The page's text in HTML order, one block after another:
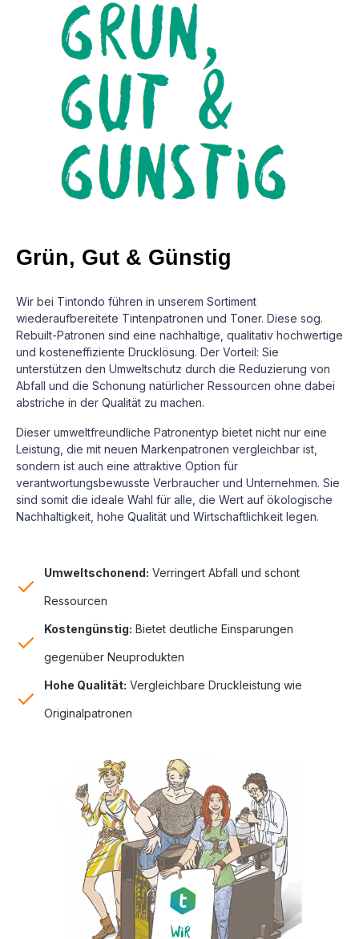
Grün, Gut & Günstig
Wir bei Tintondo führen in unserem Sortiment
wiederaufbereitete Tintenpatronen und Toner. Diese sog.
Rebuilt-Patronen sind eine nachhaltige, qualitativ hochwertige
und kosteneffiziente Drucklösung. Der Vorteil: Sie
unterstützen den Umweltschutz durch die Reduzierung von
Abfall und die Schonung natürlicher Ressourcen ohne dabei
abstriche in der Qualität zu machen.
Dieser umweltfreundliche Patronentyp bietet nicht nur eine
Leistung, die mit neuen Markenpatronen vergleichbar ist,
sondern ist auch eine attraktive Option für
verantwortungsbewusste Verbraucher und Unternehmen. Sie
sind somit die ideale Wahl für alle, die Wert auf ökologische
Nachhaltigkeit, hohe Qualität und Wirtschaftlichkeit legen.
Umweltschonend: Verringert Abfall und schont
Ressourcen
Kostengünstig: Bietet deutliche Einsparungen
gegenüber Neuprodukten
Hohe Qualität: Vergleichbare Druckleistung wie
Originalpatronen